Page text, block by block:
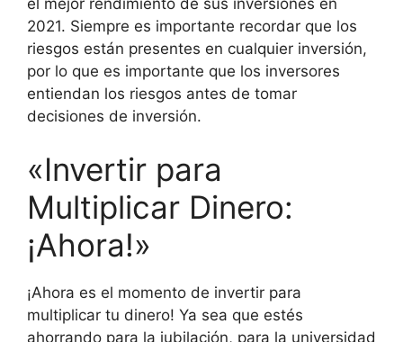
2021. Siempre es importante recordar que los
riesgos están presentes en cualquier inversión,
por lo que es importante que los inversores
entiendan los riesgos antes de tomar
decisiones de inversión.
«Invertir para
Multiplicar Dinero:
¡Ahora!»
¡Ahora es el momento de invertir para
multiplicar tu dinero! Ya sea que estés
ahorrando para la jubilación, para la universidad